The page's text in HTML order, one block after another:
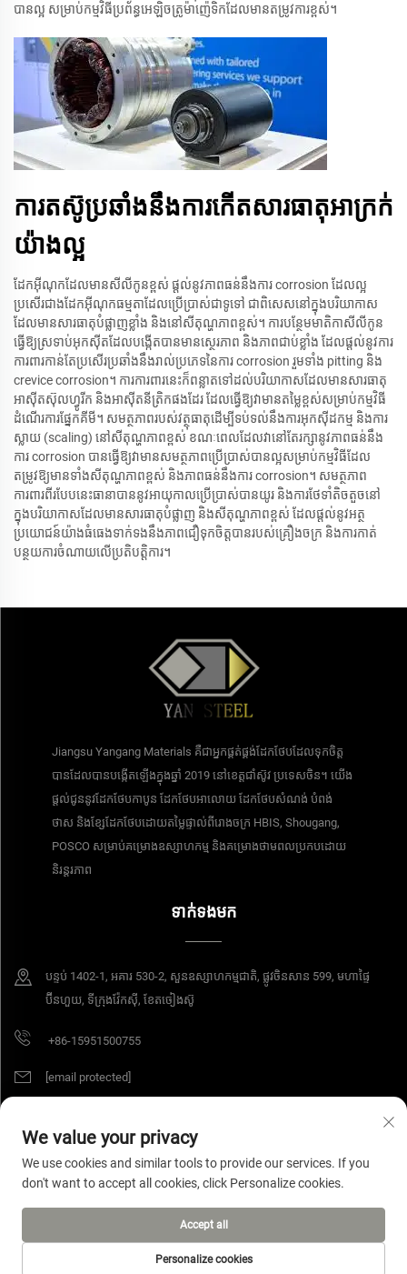
បាន​ល្អ សម្រាប់​កម្មវិធី​ប្រព័ន្ធអេឡិចត្រូម៉ាញ៉េទិក​ដែល​មាន​តម្រូវការ​ខ្ពស់។
ការតស៊ូប្រឆាំងនឹងការកើតសារធាតុអាក្រក់
យ៉ាងល្អ
ដែកអ៊ីណុកដែលមានសីលីកូនខ្ពស់ ផ្តល់នូវភាពធន់នឹងការ corrosion ដែលល្អ
ប្រសើរជាងដែកអ៊ីណុកធម្មតាដែលប្រើប្រាស់ជាទូទៅ ជាពិសេសនៅក្នុងបរិយាកាស
ដែលមានសារធាតុបំផ្លាញខ្លាំង និងនៅសីតុណ្ហភាពខ្ពស់។ ការបន្ថែមមាតិកាសីលីកូន
ធ្វើឱ្យស្រទាប់អុកស៊ីតដែលបង្កើតបានមានស្ថេរភាព និងភាពជាប់ខ្លាំង ដែលផ្តល់នូវការ
ការពារកាន់តែប្រសើរប្រឆាំងនឹងរាល់ប្រភេទនៃការ corrosion រួមទាំង pitting និង
crevice corrosion។ ការការពារនេះក៏ពន្លាតទៅដល់បរិយាកាសដែលមានសារធាតុ
អាស៊ីតស៊ុលហ្វូរីក និងអាស៊ីតនីត្រិកផងដែរ ដែលធ្វើឱ្យវាមានតម្លៃខ្ពស់សម្រាប់កម្មវិធី
ដំណើរការផ្នែកគីមី។ សមត្ថភាពរបស់វត្ថុធាតុដើម្បីទប់ទល់នឹងការអុកស៊ីដកម្ម និងការ
ស្លាយ (scaling) នៅសីតុណ្ហភាពខ្ពស់ ខណៈពេលដែលវានៅតែរក្សានូវភាពធន់នឹង
ការ corrosion បានធ្វើឱ្យវាមានសមត្ថភាពប្រើប្រាស់បានល្អសម្រាប់កម្មវិធីដែល
តម្រូវឱ្យមានទាំងសីតុណ្ហភាពខ្ពស់ និងភាពធន់នឹងការ corrosion។ សមត្ថភាព
ការពារពីរបែបនេះធានាបាននូវអាយុកាលប្រើប្រាស់បានយូរ និងការថែទាំតិចតួចនៅ
ក្នុងបរិយាកាសដែលមានសារធាតុបំផ្លាញ និងសីតុណ្ហភាពខ្ពស់ ដែលផ្តល់នូវអត្ថ
ប្រយោជន៍យ៉ាងធំធេងទាក់ទងនឹងភាពជឿទុកចិត្តបានរបស់គ្រឿងចក្រ និងការកាត់
បន្ថយការចំណាយលើប្រតិបត្តិការ។
Jiangsu Yangang Materials គឺជាអ្នកផ្គត់ផ្គង់ដែកថែបដែលទុកចិត្ត
បានដែលបានបង្កើតឡើងក្នុងឆ្នាំ 2019 នៅខេត្តជាំស៊ូវ ប្រទេសចិន។ យើង
ផ្តល់ជូននូវដែកថែបកាបូន ដែកថែបអាលោយ ដែកថែបសំណង់ បំពង់
ថាស និងខ្សែដែកថែបដោយតម្លៃផ្ទាល់ពីរោងចក្រ HBIS, Shougang,
POSCO សម្រាប់គម្រោងឧស្សាហកម្ម និងគម្រោងថាមពលប្រកបដោយ
និរន្តរភាព
ទាក់ទងមក
បន្ទប់​ 1402-1, អគារ 530-2, សួនឧស្សាហកម្មជាតិ, ផ្លូវចិនសាន 599, មហាផ្ទៃ
ប៊ីនហួយ, ទីក្រុងវ៉ែកស៊ី, ខែតចៀងស៊ូ
+86-15951500755
[email protected]
ការពារដោយរក្សាសិទ្ធិ © ឆ្នាំ 2025 ក្រុមហ៊ុន អាយអេសប៊ី វ៉ាយរ៉េ ម៉ាទៀរស៍ ខូអិលធីឌី។ រក្សាសិទ្ធិ
គ្រប់យ៉ាង។ គោលការណ៍ឯកជន
We value your privacy
We use cookies and similar tools to provide our services. If you
don't want to accept all cookies, click Personalize cookies.
Personalize cookies
Accept all